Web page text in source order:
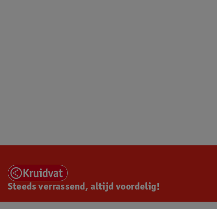
Steeds verrassend, altijd voordelig!